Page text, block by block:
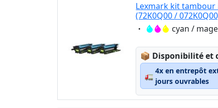
Lexmark kit
(72K0Q00 /
Eigenschaft:cyan /
📦 Lagerstatus:
Disponibilité et
🚛
4x en entrepôt
jours ouvrables